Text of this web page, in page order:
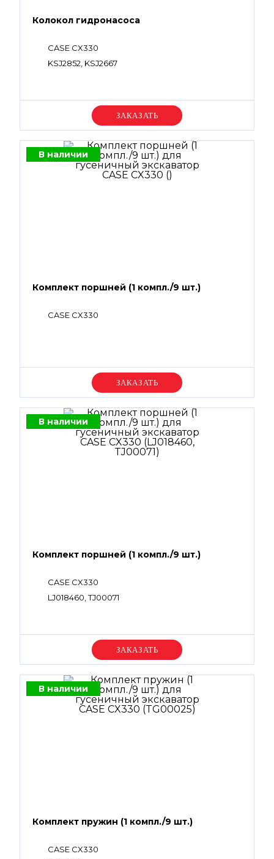
Колокол гидронасоса
CASE CX330
KSJ2852, KSJ2667
Уточняйте цену
В наличии
Комплект поршней (1 компл./9 шт.)
CASE CX330
Уточняйте цену
В наличии
Комплект поршней (1 компл./9 шт.)
CASE CX330
LJ018460, TJ00071
Уточняйте цену
В наличии
Комплект пружин (1 компл./9 шт.)
CASE CX330